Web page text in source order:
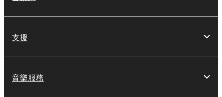
支援
音樂服務